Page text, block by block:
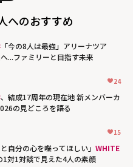
へのおすすめ
「今の8人は最強」アリーナツア
...ファミリーと目指す未来
24
、結成17周年の現在地 新メンバーカ
の見どころを語る
15
と自分の心を喋ってほしい」―― WHITE
1対1対談で見えた4人の素顔